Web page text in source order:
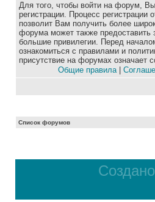
Для того, чтобы войти на форум,
регистрации. Процесс регистрации
позволит Вам получить более
форума может также предоставить
большие привилегии. Перед
ознакомиться с правилами и
присутствие на форумах означает
Общие правила|
Список форумов